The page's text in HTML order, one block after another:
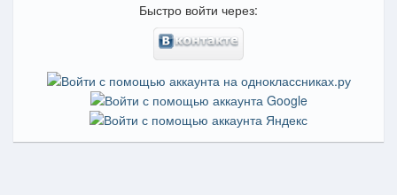
Быстро войти через: